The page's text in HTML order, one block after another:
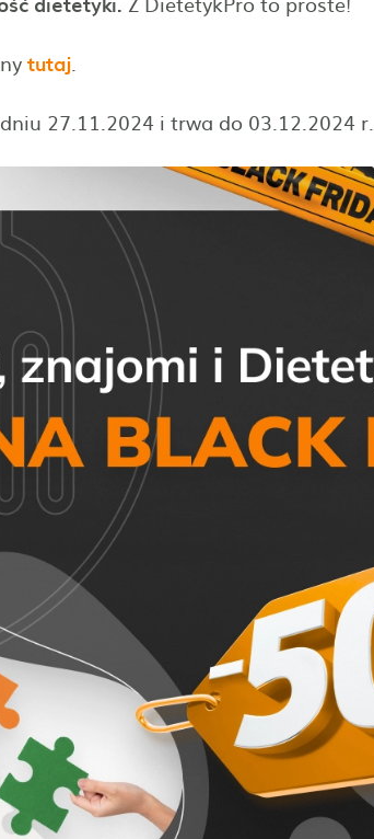
tutaj.
27.11.2024 i trwa do 03.12.2024 r.